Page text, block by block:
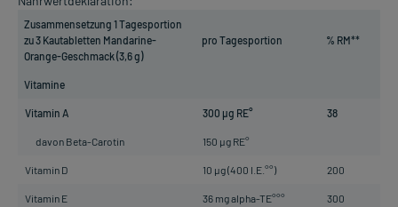
Zusammensetzung 1 Tagesportion
zu 3 Kautabletten Mandarine-
Orange-Geschmack (3,6 g)
pro Tagesportion % RM**
Vitamine
Vitamin A 300 µg RE° 38
davon Beta-Carotin 150 µg RE°
Vitamin D 10 µg (400 I.E.°°) 200
Vitamin E 36 mg alpha-TE°°° 300